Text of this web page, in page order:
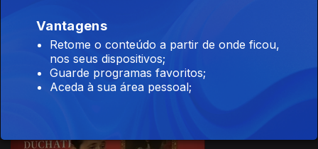
07 dez. 2016
Vantagens
Retome o conteúdo a partir de onde ficou,
nos seus dispositivos;
Guarde programas favoritos;
Aceda à sua área pessoal;